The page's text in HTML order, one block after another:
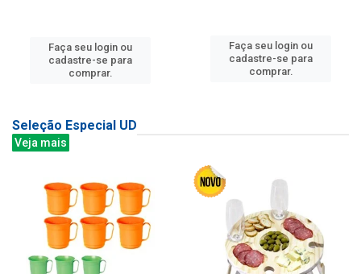
Faça seu login ou
cadastre-se para
comprar.
Faça seu login ou
cadastre-se para
comprar.
Seleção Especial UD
Veja mais